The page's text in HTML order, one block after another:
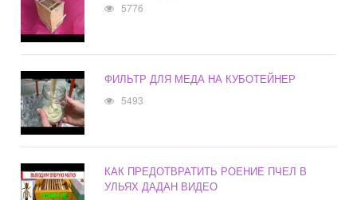
5776
ФИЛЬТР ДЛЯ МЕДА НА КУБОТЕЙНЕР
5493
КАК ПРЕДОТВРАТИТЬ РОЕНИЕ ПЧЕЛ В
УЛЬЯХ ДАДАН ВИДЕО